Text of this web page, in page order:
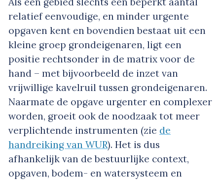
relatief eenvoudige, en minder urgente
opgaven kent en bovendien bestaat uit een
kleine groep grondeigenaren, ligt een
positie rechtsonder in de matrix voor de
hand – met bijvoorbeeld de inzet van
vrijwillige kavelruil tussen grondeigenaren.
Naarmate de opgave urgenter en complexer
worden, groeit ook de noodzaak tot meer
verplichtende instrumenten (zie de
handreiking van WUR). Het is dus
afhankelijk van de bestuurlijke context,
opgaven, bodem- en watersysteem en